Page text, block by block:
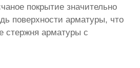
покрытие значительно
поверхности арматуры, что
стержня арматуры с